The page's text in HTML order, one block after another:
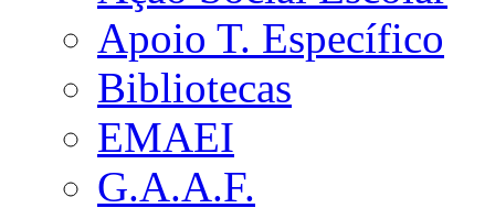
Apoio T. Específico
Bibliotecas
EMAEI
G.A.A.F.